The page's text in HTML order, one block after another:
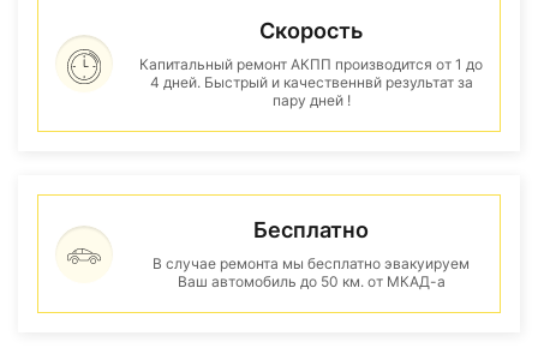
Скорость
Капитальный ремонт АКПП производится от 1 до
4 дней. Быстрый и качественнвй результат за
пару дней !
Бесплатно
В случае ремонта мы бесплатно эвакуируем
Ваш автомобиль до 50 км. от МКАД-а